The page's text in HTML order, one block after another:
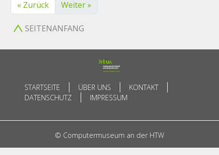
« Zurück Weiter »
SEITENANFANG
STARTSEITE ÜBER UNS
KONTAKT
DATENSCHUTZ
IMPRESSUM
© Computermuseum an der HTW